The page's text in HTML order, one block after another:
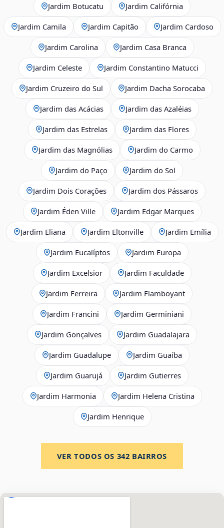
Jardim Botucatu Jardim Califórnia
Jardim Camila Jardim Capitão Jardim Cardoso
Jardim Carolina Jardim Casa Branca
Jardim Celeste Jardim Constantino Matucci
Jardim Cruzeiro do Sul Jardim Dacha Sorocaba
Jardim das Acácias Jardim das Azaléias
Jardim das Estrelas Jardim das Flores
Jardim das Magnólias Jardim do Carmo
Jardim do Paço Jardim do Sol
Jardim Dois Corações Jardim dos Pássaros
Jardim Éden Ville Jardim Edgar Marques
Jardim Eliana Jardim Eltonville Jardim Emília
Jardim Eucalíptos Jardim Europa
Jardim Excelsior Jardim Faculdade
Jardim Ferreira Jardim Flamboyant
Jardim Francini Jardim Germiniani
Jardim Gonçalves Jardim Guadalajara
Jardim Guadalupe Jardim Guaíba
Jardim Guarujá Jardim Gutierres
Jardim Harmonia Jardim Helena Cristina
Jardim Henrique
VER TODOS OS 342 BAIRROS